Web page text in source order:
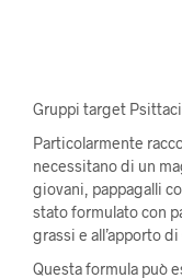
Gruppi target
Particolarmente
necessitano di un
giovani, pappagalli
stato formulato con
grassi e all’apporto
Questa formula può